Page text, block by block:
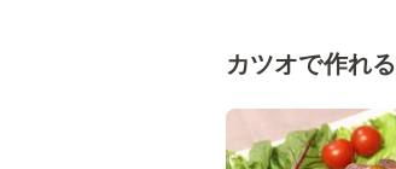
カツオで作れ